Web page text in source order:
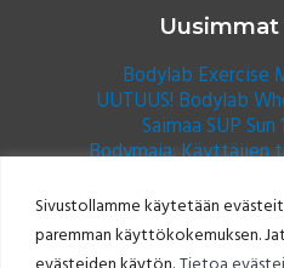
Sivustollamme käytetään
paremman käyttökokemuksen.
Bodylab
UUTUUS! Bodylab
Saimaa SUP
Bodymaja: Käyttäjien